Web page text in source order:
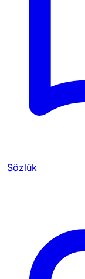
Sözlük